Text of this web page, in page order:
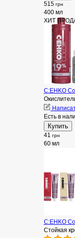
515 грн
400 мл
ХИТ
C:EHKO
Есть в
41 грн
60 мл
C:EHKO
Стойкая